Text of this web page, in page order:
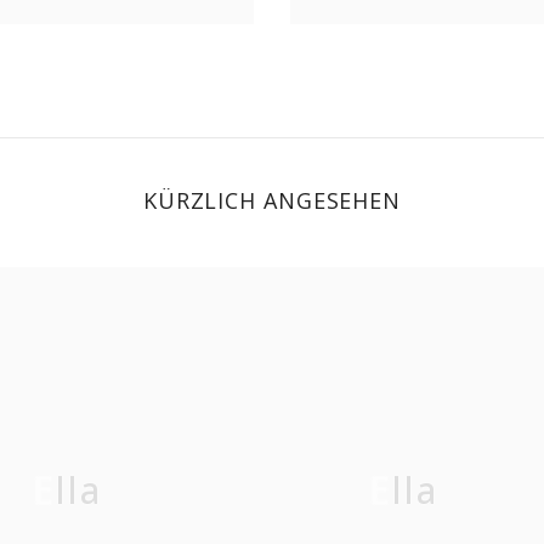
KÜRZLICH ANGESEHEN
Ella Ella